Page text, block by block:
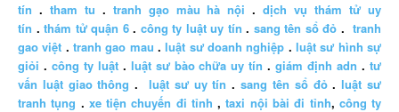
tín . tham tu . tranh gạo màu hà nội .dịch vụ thám tử uy
tín .thám tử quận 6. công ty luật uy tín . sang tên sổ đỏ .tranh
gao việt .tranh gao mau .luật sư doanh nghiệp .luật sư hình sự
giỏi . công ty luật. luật sư bào chữa uy tín .giám định adn .tư
vấn luật giao thông . luật sư uy tín .sang tên sổ đỏ.luật sư
tranh tụng . xe tiện chuyến đi tỉnh ,taxi nội bài đi tỉnh, công ty